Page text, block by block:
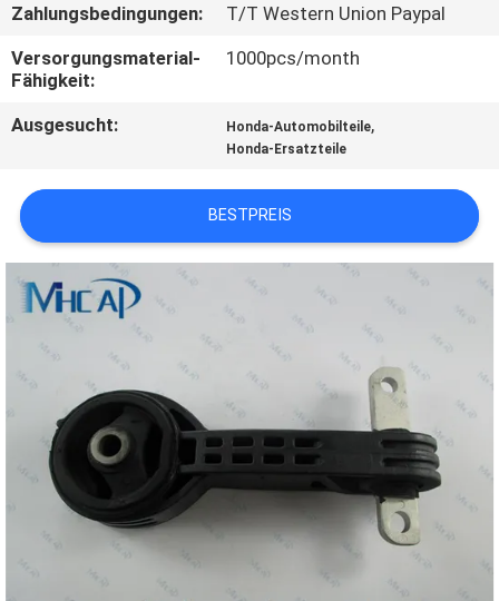
EIN
ZITAT
SITEMAP
PRIVACY
POLICY
Zahlungsbedingungen:
T/T Western Union Paypal
Versorgungsmaterial-
Fähigkeit:
1000pcs/month
Ausgesucht: Honda-Automobilteile,
Honda-Ersatzteile
BESTPREIS